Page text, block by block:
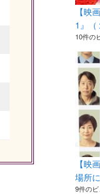
【映
1』（
10件の
【映
場所
9件の